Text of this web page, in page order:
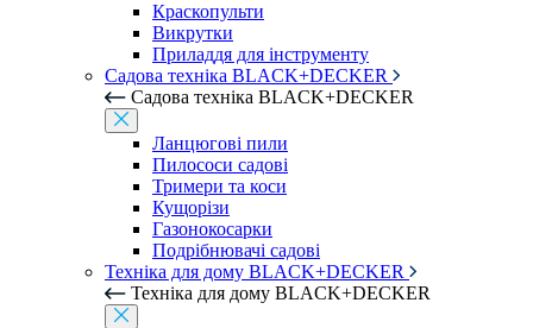
Краскопульти
Викрутки
Приладдя для інструменту
Садова техніка BLACK+DECKER
Садова техніка BLACK+DECKER
Ланцюгові пили
Пилососи садові
Тримери та коси
Кущорізи
Газонокосарки
Подрібнювачі садові
Техніка для дому BLACK+DECKER
Техніка для дому BLACK+DECKER